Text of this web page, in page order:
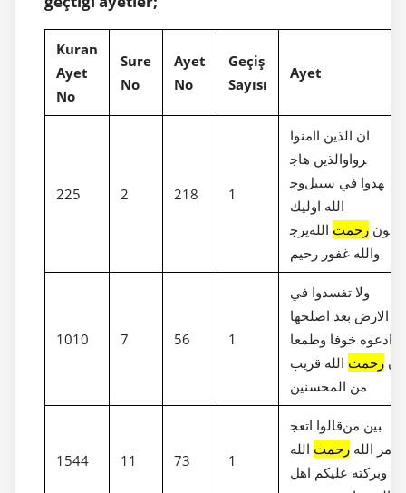
Kuran
Ayet
No
Sure
No
Ayet
No
Geçiş
Sayısı
Ayet
225 2 218 1
ان الذين اامنوا
والذين هاج‎روا
وج‎هدوا في سبيل
الله اوليك
يرج‎ون رحمت الله
والله غفور رحيم
1010 7 56 1
ولا تفسدوا في
الارض بعد اصلحها
وادعوه خوفا وطمعا
ان رحمت الله قريب
من المحسنين
1544 11 73 1
قالوا اتعج‎بين من
امر الله رحمت الله
وبركته عليكم اهل